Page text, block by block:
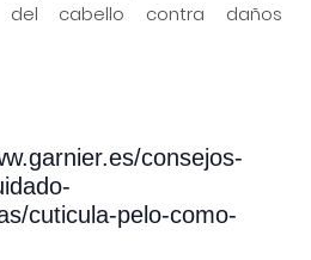
del cabello contra daños
consejos-
cuticula-pelo-como-